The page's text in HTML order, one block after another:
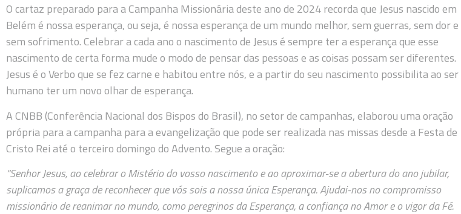
O cartaz preparado para a Campanha Missionária deste ano de 2024 recorda que Jesus nascido em
Belém é nossa esperança, ou seja, é nossa esperança de um mundo melhor, sem guerras, sem dor e
sem sofrimento. Celebrar a cada ano o nascimento de Jesus é sempre ter a esperança que esse
nascimento de certa forma mude o modo de pensar das pessoas e as coisas possam ser diferentes.
Jesus é o Verbo que se fez carne e habitou entre nós, e a partir do seu nascimento possibilita ao ser
humano ter um novo olhar de esperança.
A CNBB (Conferência Nacional dos Bispos do Brasil), no setor de campanhas, elaborou uma oração
própria para a campanha para a evangelização que pode ser realizada nas missas desde a Festa de
Cristo Rei até o terceiro domingo do Advento. Segue a oração:
“Senhor Jesus, ao celebrar o Mistério do vosso nascimento e ao aproximar-se a abertura do ano jubilar,
suplicamos a graça de reconhecer que vós sois a nossa única Esperança. Ajudai-nos no compromisso
missionário de reanimar no mundo, como peregrinos da Esperança, a confiança no Amor e o vigor da Fé.